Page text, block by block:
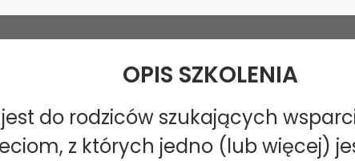
OPIS SZKOLENIA
do rodziców szukających
z których jedno (lub więcej)